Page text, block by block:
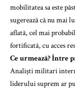
mobilitatea sa este
sugerează că nu mai
aflată, cel mai
fortificată, cu acces
Ce urmează? Între
Analiști militari
liderului suprem ar